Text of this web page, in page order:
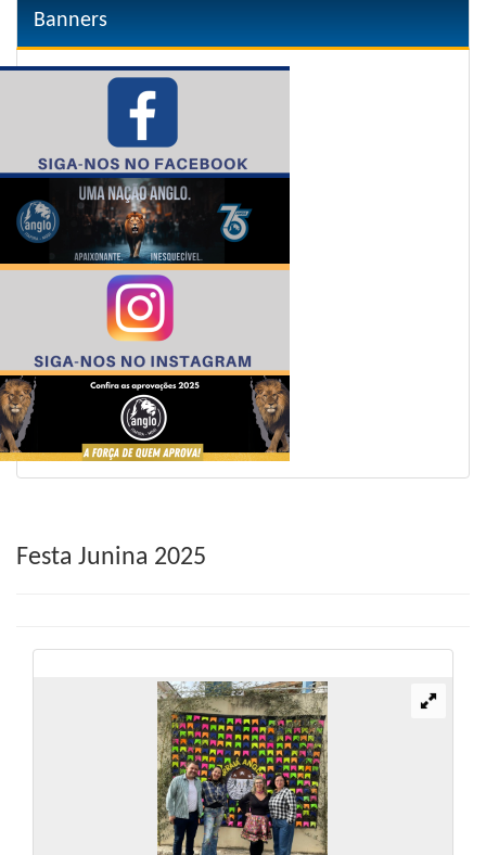
Banners
Festa Junina 2025